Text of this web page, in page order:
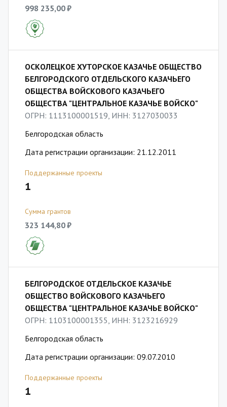
998 235,00 ₽
ОСКОЛЕЦКОЕ ХУТОРСКОЕ КАЗАЧЬЕ ОБЩЕСТВО
БЕЛГОРОДСКОГО ОТДЕЛЬСКОГО КАЗАЧЬЕГО
ОБЩЕСТВА ВОЙСКОВОГО КАЗАЧЬЕГО
ОБЩЕСТВА "ЦЕНТРАЛЬНОЕ КАЗАЧЬЕ ВОЙСКО"
ОГРН: 1113100001519, ИНН: 3127030033
Белгородская область
Дата регистрации организации: 21.12.2011
Поддержанные проекты
1
Сумма грантов
323 144,80 ₽
БЕЛГОРОДСКОЕ ОТДЕЛЬСКОЕ КАЗАЧЬЕ
ОБЩЕСТВО ВОЙСКОВОГО КАЗАЧЬЕГО
ОБЩЕСТВА "ЦЕНТРАЛЬНОЕ КАЗАЧЬЕ ВОЙСКО"
ОГРН: 1103100001355, ИНН: 3123216929
Белгородская область
Дата регистрации организации: 09.07.2010
Поддержанные проекты
1